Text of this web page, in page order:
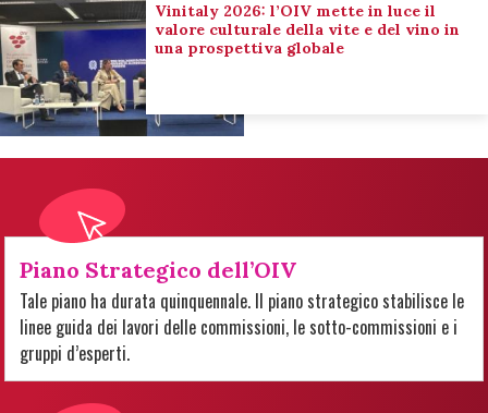
Vinitaly 2026: l’OIV mette in luce il
valore culturale della vite e del vino in
una prospettiva globale
Piano Strategico dell’OIV
Tale piano ha durata quinquennale. Il piano strategico stabilisce le
linee guida dei lavori delle commissioni, le sotto-commissioni e i
gruppi d’esperti.